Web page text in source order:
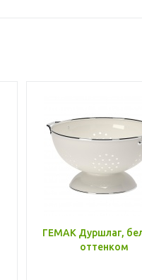
ГЕМАК Дуршлаг,
оттенком